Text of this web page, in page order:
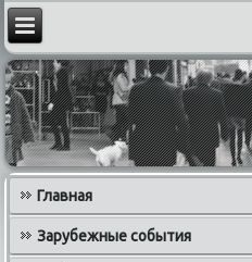
Главная
Зарубежные события